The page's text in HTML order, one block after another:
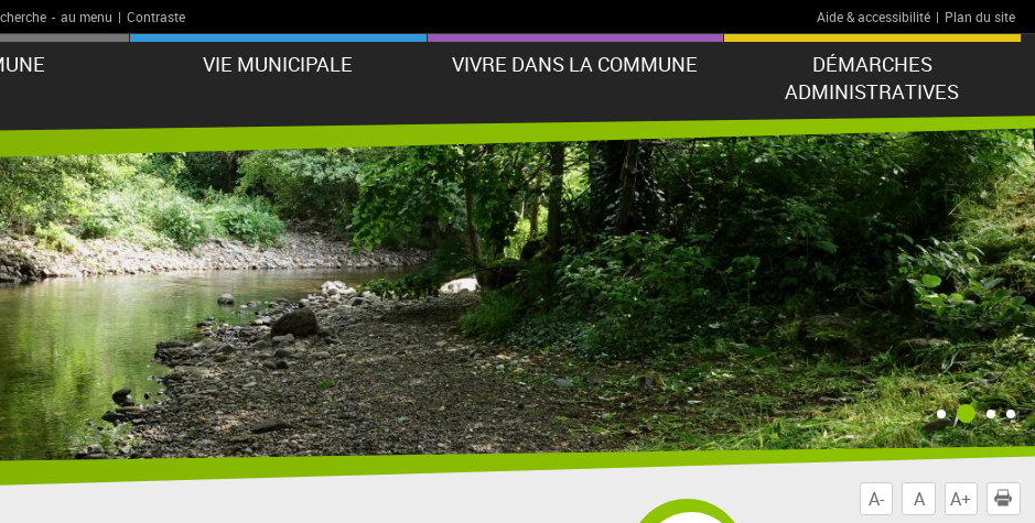
- au menu | Contraste Aide & accessibilité | Plan du site
VIE MUNICIPALE VIVRE DANS LA COMMUNE
DÉMARCHES
ADMINISTRATIVES
A- A A+